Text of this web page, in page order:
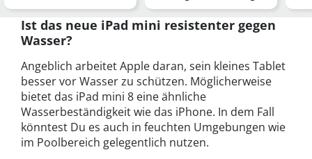
Das passende Prepaid…
im Anflug?
Ist das neue iPad mini resistenter gegen
Wasser?
Angeblich arbeitet Apple daran, sein kleines Tablet
besser vor Wasser zu schützen. Möglicherweise
bietet das iPad mini 8 eine ähnliche
Wasserbeständigkeit wie das iPhone. In dem Fall
könntest Du es auch in feuchten Umgebungen wie
im Poolbereich gelegentlich nutzen.